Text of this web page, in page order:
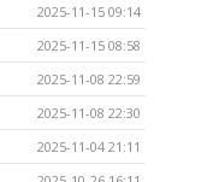
2025-11-15 09:14
2025-11-15 08:58
2025-11-08 22:59
2025-11-08 22:30
2025-11-04 21:11